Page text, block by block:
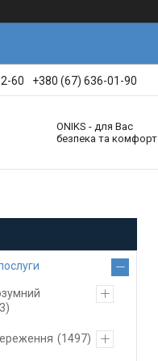
60 +380 (67) 636-01-90
ONIKS - для Вас
безпека та комфорт
1497